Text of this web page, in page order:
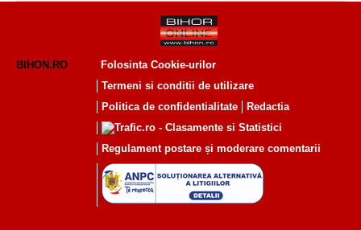
BIHON.RO
Folosinta Cookie-urilor
Termeni si conditii de utilizare
Politica de confidentialitate
Redactia
Regulament postare și moderare comentarii